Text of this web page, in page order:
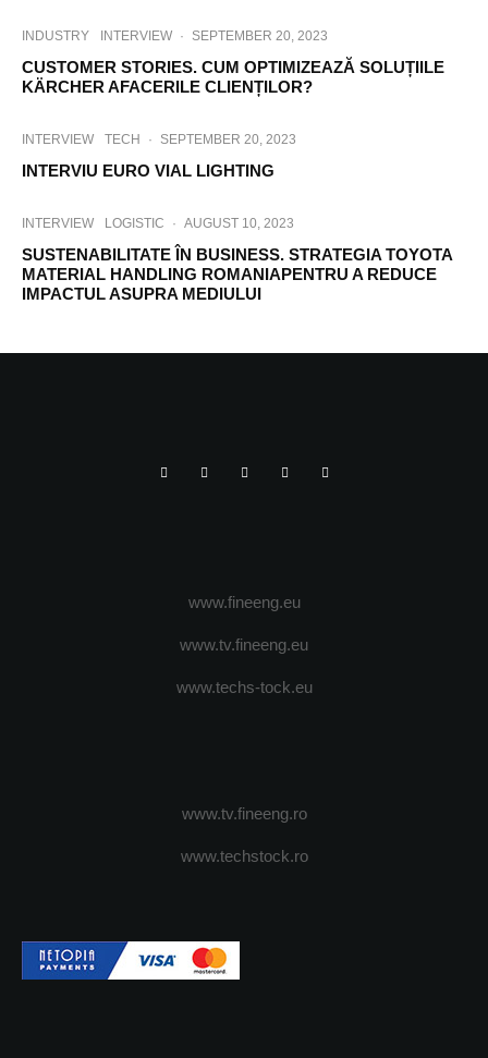
INDUSTRY INTERVIEW · SEPTEMBER 20, 2023
CUSTOMER STORIES. CUM OPTIMIZEAZĂ SOLUȚIILE
KÄRCHER AFACERILE CLIENȚILOR?
INTERVIEW TECH · SEPTEMBER 20, 2023
INTERVIU EURO VIAL LIGHTING
INTERVIEW LOGISTIC · AUGUST 10, 2023
SUSTENABILITATE ÎN BUSINESS. STRATEGIA TOYOTA
MATERIAL HANDLING ROMANIAPENTRU A REDUCE
IMPACTUL ASUPRA MEDIULUI
www.fineeng.eu
www.tv.fineeng.eu
www.techs-tock.eu
www.tv.fineeng.ro
www.techstock.ro